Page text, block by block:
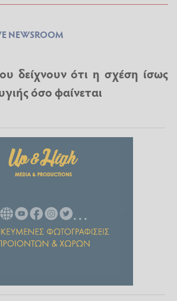
NEWSROOM
δείχνουν ότι η σχέση ίσως
όσο φαίνεται